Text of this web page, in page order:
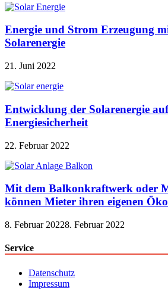
Energie und Strom Erzeugung
Solarenergie
21. Juni 2022
Entwicklung der Solarenergie
Energiesicherheit
22. Februar 2022
Mit dem Balkonkraftwerk oder
können Mieter ihren eigenen
8. Februar 20228. Februar 2022
Service
Datenschutz
Impressum